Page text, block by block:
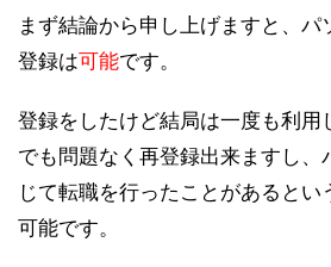
まず結論から申し上げますと、パ
登録は可能です。
登録をしたけど結局は一度も利用
でも問題なく再登録出来ますし、
じて転職を行ったことがあるとい
可能です。